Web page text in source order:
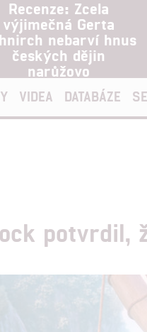
Recenze: Zcela
výjimečná Gerta
nebarví hnus
českých dějin
narůžovo
VIDEA DATABÁZE